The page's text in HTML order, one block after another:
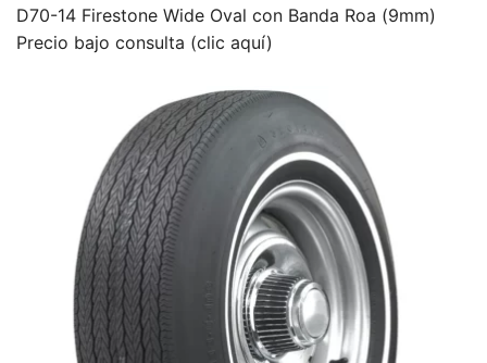
D70-14 Firestone Wide Oval con Banda Roa (9mm)
Precio bajo consulta (clic aquí)